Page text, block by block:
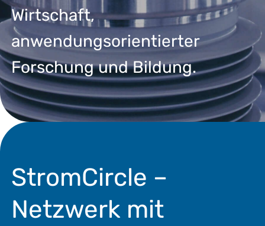
Wirtschaft,
anwendungsorientierter
Forschung und Bildung.
StromCircle –
Netzwerk mit